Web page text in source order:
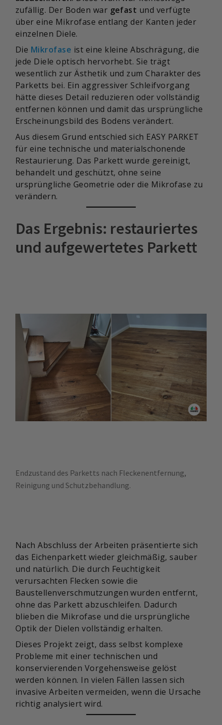
zufällig. Der Boden war gefast und verfügte
über eine Mikrofase entlang der Kanten jeder
einzelnen Diele.
Die Mikrofase ist eine kleine Abschrägung, die
jede Diele optisch hervorhebt. Sie trägt
wesentlich zur Ästhetik und zum Charakter des
Parketts bei. Ein aggressiver Schleifvorgang
hätte dieses Detail reduzieren oder vollständig
entfernen können und damit das ursprüngliche
Erscheinungsbild des Bodens verändert.
Aus diesem Grund entschied sich EASY PARKET
für eine technische und materialschonende
Restaurierung. Das Parkett wurde gereinigt,
behandelt und geschützt, ohne seine
ursprüngliche Geometrie oder die Mikrofase zu
verändern.
Das Ergebnis: restauriertes
und aufgewertetes Parkett
Endzustand des Parketts nach Fleckenentfernung,
Reinigung und Schutzbehandlung.
Nach Abschluss der Arbeiten präsentierte sich
das Eichenparkett wieder gleichmäßig, sauber
und natürlich. Die durch Feuchtigkeit
verursachten Flecken sowie die
Baustellenverschmutzungen wurden entfernt,
ohne das Parkett abzuschleifen. Dadurch
blieben die Mikrofase und die ursprüngliche
Optik der Dielen vollständig erhalten.
Dieses Projekt zeigt, dass selbst komplexe
Probleme mit einer technischen und
konservierenden Vorgehensweise gelöst
werden können. In vielen Fällen lassen sich
invasive Arbeiten vermeiden, wenn die Ursache
richtig analysiert wird.